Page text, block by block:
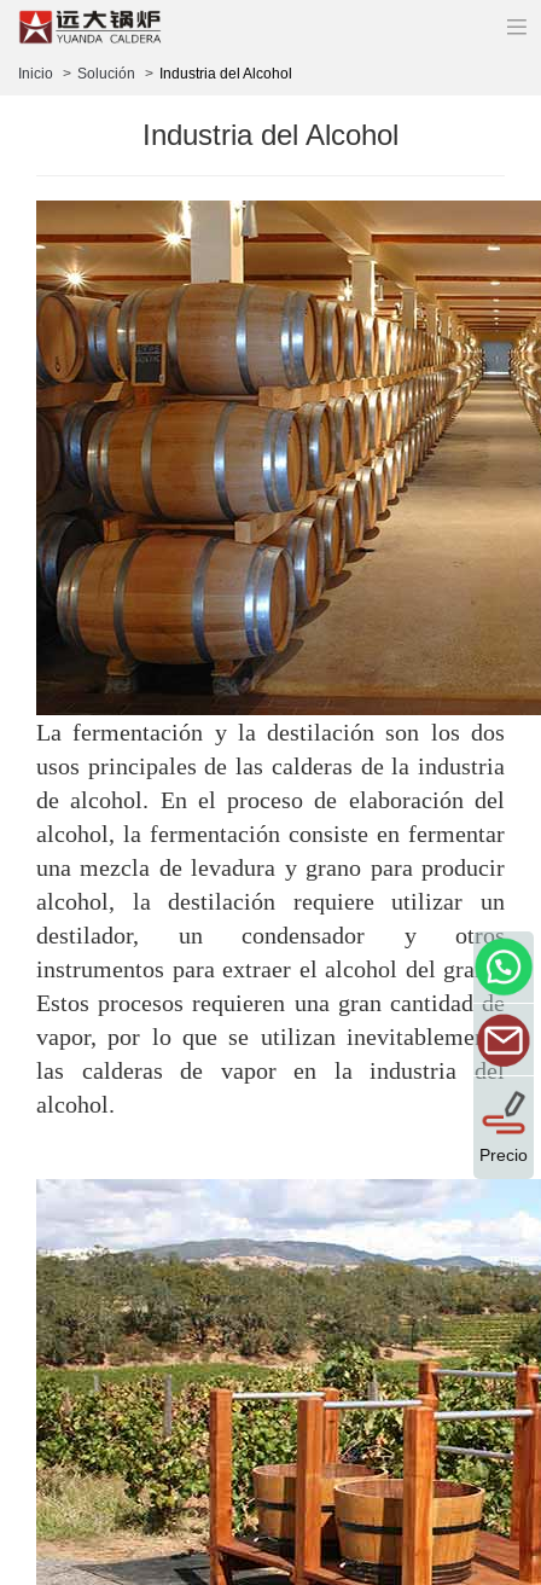
Inicio Solución Industria del Alcohol
Precio
Industria del Alcohol
La fermentación y la destilación son los dos
usos principales de las calderas de la industria
de alcohol. En el proceso de elaboración del
alcohol, la fermentación consiste en fermentar
una mezcla de levadura y grano para producir
alcohol, la destilación requiere utilizar un
destilador, un condensador y otros
instrumentos para extraer el alcohol del grano.
Estos procesos requieren una gran cantidad de
vapor, por lo que se utilizan inevitablemente
las calderas de vapor en la industria del
alcohol.